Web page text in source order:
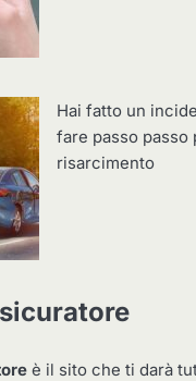
Hai fatto un
fare passo passo
risarcimento
è il sito che ti darà